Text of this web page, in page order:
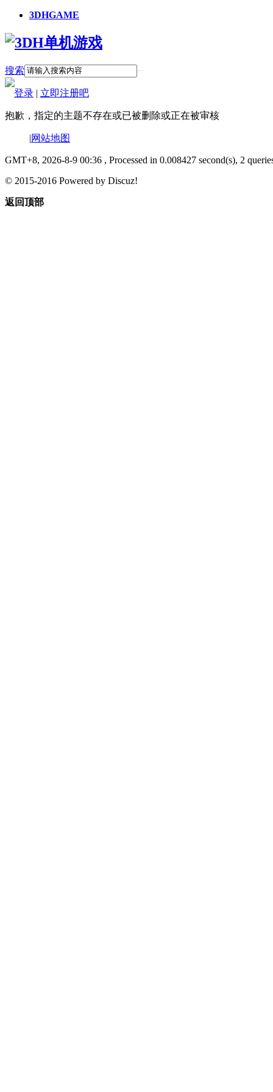
3DHGAME
搜索
登录 | 立即注册吧
抱歉，指定的主题不存在或已被删除或正在被审核
|网站地图
GMT+8, 2026-8-9 00:36 , Processed in 0.008427 second(s), 2
© 2015-2016 Powered by Discuz!
返回顶部